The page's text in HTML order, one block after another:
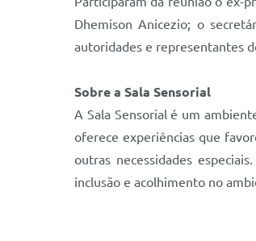
Dhemison Anicezio; o
autoridades e representantes
Sobre a Sala Sensorial
A Sala Sensorial é um
oferece experiências que
outras necessidades
inclusão e acolhimento no